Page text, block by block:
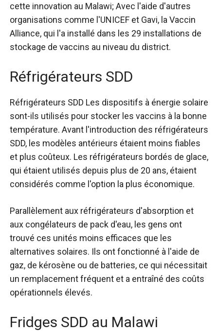
cette innovation au Malawi; Avec l'aide d'autres
organisations comme l'UNICEF et Gavi, la Vaccin
Alliance, qui l'a installé dans les 29 installations de
stockage de vaccins au niveau du district.
Réfrigérateurs SDD
Réfrigérateurs SDD Les dispositifs à énergie solaire
sont-ils utilisés pour stocker les vaccins à la bonne
température. Avant l'introduction des réfrigérateurs
SDD, les modèles antérieurs étaient moins fiables
et plus coûteux. Les réfrigérateurs bordés de glace,
qui étaient utilisés depuis plus de 20 ans, étaient
considérés comme l'option la plus économique.
Parallèlement aux réfrigérateurs d'absorption et
aux congélateurs de pack d'eau, les gens ont
trouvé ces unités moins efficaces que les
alternatives solaires. Ils ont fonctionné à l'aide de
gaz, de kérosène ou de batteries, ce qui nécessitait
un remplacement fréquent et a entraîné des coûts
opérationnels élevés.
Fridges SDD au Malawi